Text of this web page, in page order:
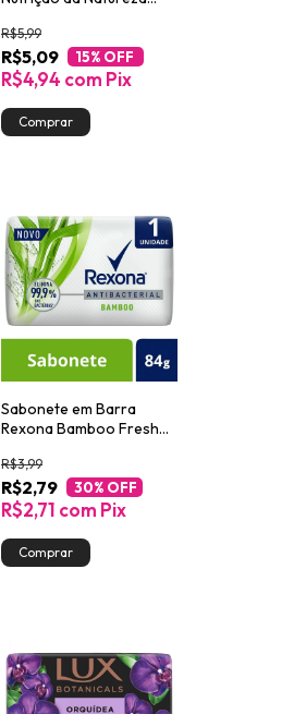
R$5,09
R$5,99
15% OFF
R$4,94 com Pix
Sabonete em Barra
Rexona Bamboo Fresh
R$2,79
R$3,99
30% OFF
R$2,71 com Pix